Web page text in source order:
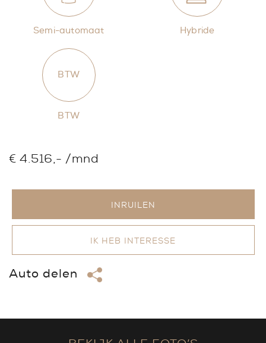
Semi-automaat Hybride
BTW
BTW
€ 4.516,- /mnd
INRUILEN
IK HEB INTERESSE
Auto delen